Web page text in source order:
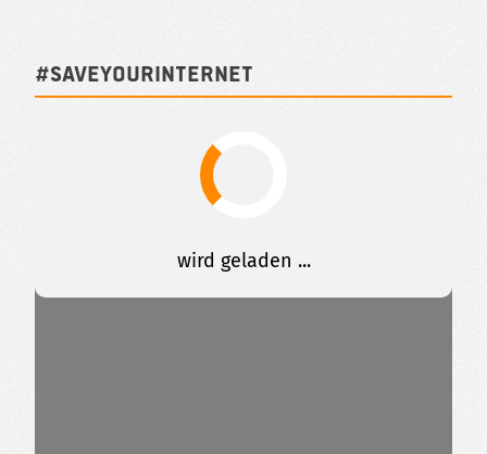
#SAVEYOURINTERNET